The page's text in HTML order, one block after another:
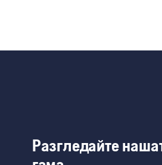
Разгледайте